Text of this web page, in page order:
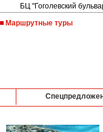
БЦ "Гоголевский
Маршрутные туры